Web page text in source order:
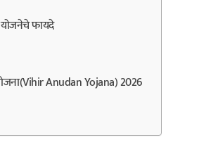
फायदे
Anudan Yojana) 2026